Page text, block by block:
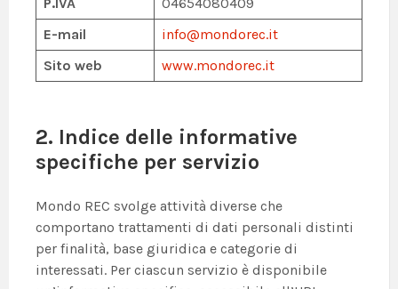
E-mail
info@mondorec.it
Sito web
www.mondorec.it
2. Indice delle informative
specifiche per servizio
Mondo REC svolge attività diverse che
comportano trattamenti di dati personali distinti
per finalità, base giuridica e categorie di
interessati. Per ciascun servizio è disponibile